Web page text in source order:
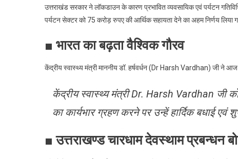
उत्तराखंड सरकार ने लॉकडाउन के कारण प्रभावित व्यवसायिक एवं पर्यटन
पर्यटन सेक्टर को 75 करोड़ रुपए की आर्थिक सहायता देने का अहम निर्णय लिया
■ भारत का बढ़ता वैश्विक गौरव
केंद्रीय स्वास्थ्य मंत्री माननीय डॉ. हर्षवर्धन (Dr Harsh Vardhan) जी ने
केंद्रीय स्वास्थ्य मंत्री Dr. Harsh Vardhan जी
का कार्यभार ग्रहण करने पर उन्हें हार्दिक बधाई एवं
■ उत्तराखण्ड चारधाम देवस्थाम प्रबन्धन